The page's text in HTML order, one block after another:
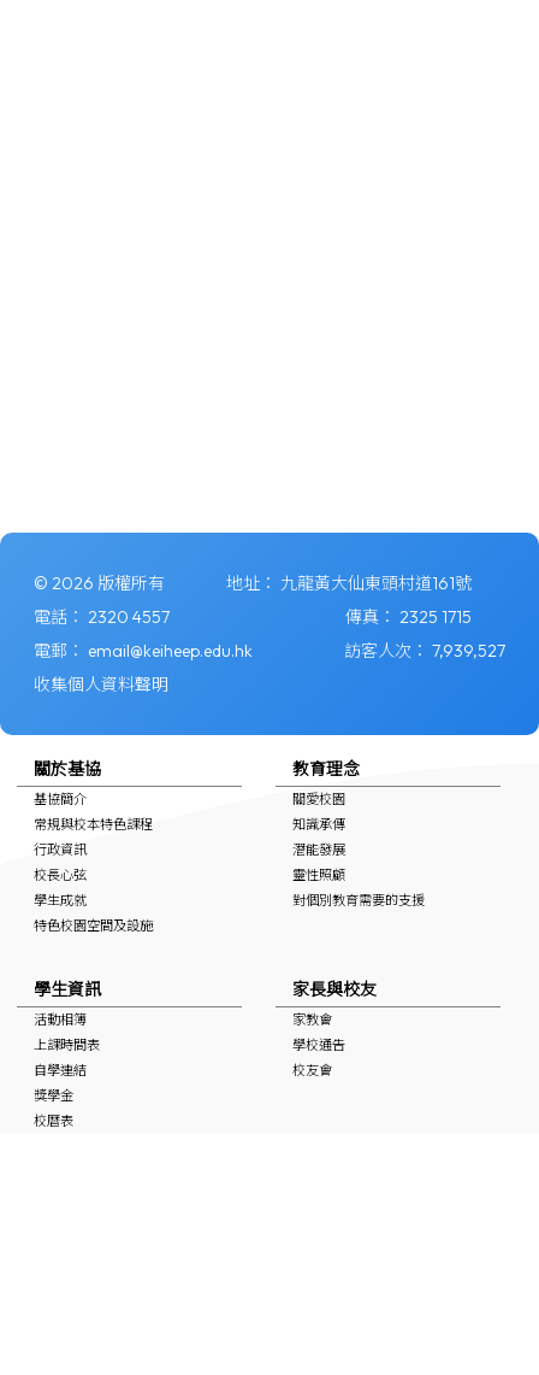
© 2026 版權所有 地址： 九龍黃大仙東頭村道161號
電話： 2320 4557 傳真： 2325 1715
電郵： email@keiheep.edu.hk 訪客人次： 7,939,527
收集個人資料聲明
關於基協
基協簡介
常規與校本特色課程
行政資訊
校長心弦
學生成就
特色校園空間及設施
教育理念
關愛校園
知識承傳
潛能發展
靈性照顧
對個別教育需要的支援
學生資訊
活動相簿
上課時間表
自學連結
獎學金
校曆表
家長與校友
家教會
學校通告
校友會